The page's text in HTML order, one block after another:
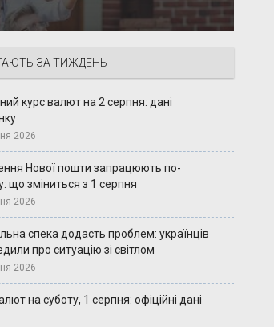
ЗА ТИЖДЕНЬ
курс валют на 2 серпня: дані
2026
Нової пошти запрацюють по-
що зміниться з 1 серпня
2026
спека додасть проблем: українців
про ситуацію зі світлом
2026
на суботу, 1 серпня: офіційні дані